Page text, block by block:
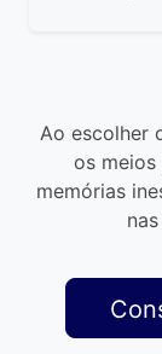
Ao escolher
os meios
memórias